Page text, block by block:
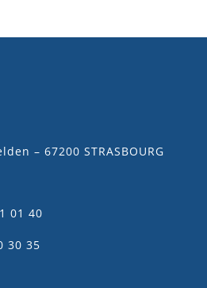
– 67200 STRASBOURG
01 40
30 35